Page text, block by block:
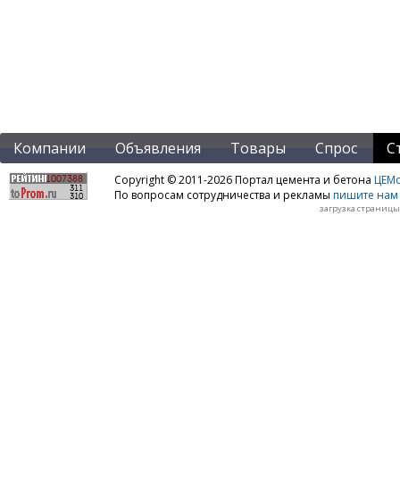
Компании Объявления Товары Спрос
Copyright © 2011-2026 Портал цемента и бетона
По вопросам сотрудничества и рекламы пишите нам
загрузка